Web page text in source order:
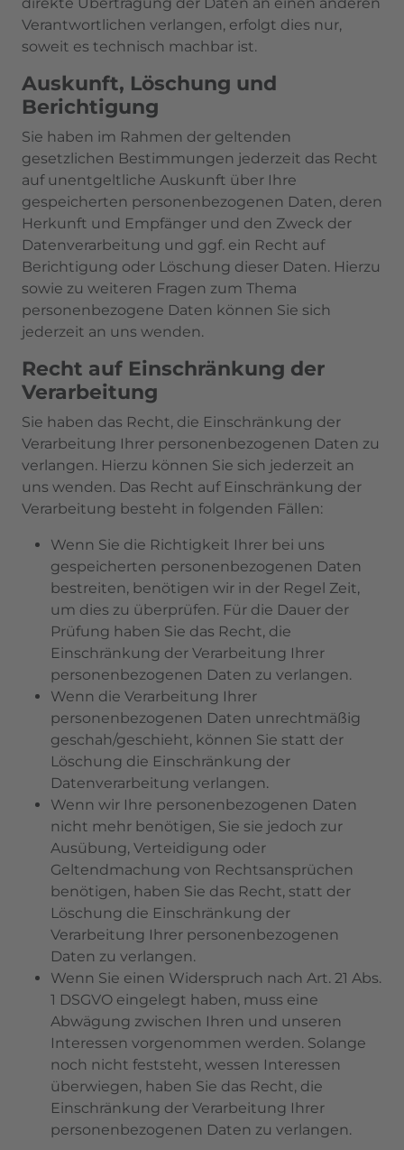
Verantwortlichen verlangen, erfolgt dies nur,
soweit es technisch machbar ist.
Auskunft, Löschung und
Berichtigung
Sie haben im Rahmen der geltenden
gesetzlichen Bestimmungen jederzeit das Recht
auf unentgeltliche Auskunft über Ihre
gespeicherten personenbezogenen Daten, deren
Herkunft und Empfänger und den Zweck der
Datenverarbeitung und ggf. ein Recht auf
Berichtigung oder Löschung dieser Daten. Hierzu
sowie zu weiteren Fragen zum Thema
personenbezogene Daten können Sie sich
jederzeit an uns wenden.
Recht auf Einschränkung der
Verarbeitung
Sie haben das Recht, die Einschränkung der
Verarbeitung Ihrer personenbezogenen Daten zu
verlangen. Hierzu können Sie sich jederzeit an
uns wenden. Das Recht auf Einschränkung der
Verarbeitung besteht in folgenden Fällen:
Wenn Sie die Richtigkeit Ihrer bei uns
gespeicherten personenbezogenen Daten
bestreiten, benötigen wir in der Regel Zeit,
um dies zu überprüfen. Für die Dauer der
Prüfung haben Sie das Recht, die
Einschränkung der Verarbeitung Ihrer
personenbezogenen Daten zu verlangen.
Wenn die Verarbeitung Ihrer
personenbezogenen Daten unrechtmäßig
geschah/geschieht, können Sie statt der
Löschung die Einschränkung der
Datenverarbeitung verlangen.
Wenn wir Ihre personenbezogenen Daten
nicht mehr benötigen, Sie sie jedoch zur
Ausübung, Verteidigung oder
Geltendmachung von Rechtsansprüchen
benötigen, haben Sie das Recht, statt der
Löschung die Einschränkung der
Verarbeitung Ihrer personenbezogenen
Daten zu verlangen.
Wenn Sie einen Widerspruch nach Art. 21 Abs.
1 DSGVO eingelegt haben, muss eine
Abwägung zwischen Ihren und unseren
Interessen vorgenommen werden. Solange
noch nicht feststeht, wessen Interessen
überwiegen, haben Sie das Recht, die
Einschränkung der Verarbeitung Ihrer
personenbezogenen Daten zu verlangen.